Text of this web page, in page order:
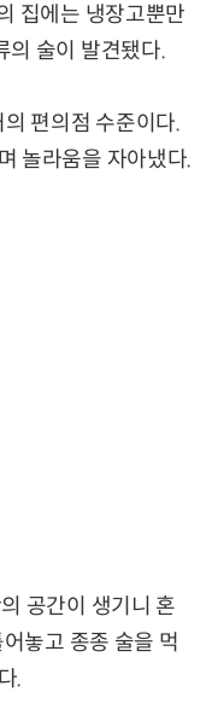
집에는 냉장고뿐만
의 술이 발견됐다.
편의점 수준이다.
놀라움을 자아냈다.
공간이 생기니 혼
놓고 종종 술을 먹
.